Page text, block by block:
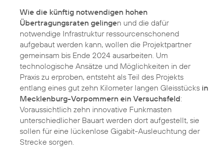
Wie die künftig notwendigen hohen
Übertragungsraten gelingen und die dafür
notwendige Infrastruktur ressourcenschonend
aufgebaut werden kann, wollen die Projektpartner
gemeinsam bis Ende 2024 ausarbeiten. Um
technologische Ansätze und Möglichkeiten in der
Praxis zu erproben, entsteht als Teil des Projekts
entlang eines gut zehn Kilometer langen Gleisstücks in
Mecklenburg-Vorpommern ein Versuchsfeld:
Voraussichtlich zehn innovative Funkmasten
unterschiedlicher Bauart werden dort aufgestellt, sie
sollen für eine lückenlose Gigabit-Ausleuchtung der
Strecke sorgen.